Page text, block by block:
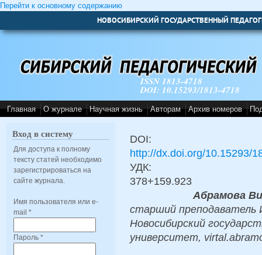
Перейти к основному содержанию
НОВОСИБИРСКИЙ ГОСУДАРСТВЕННЫЙ
ISSN 1813-4718
DOI: 10.15293/1813-4718
Главная О журнале Научная жизнь Авторам Архив номеров
Вход в систему
Для доступа к полному
тексту статей необходимо
зарегистрироваться на
сайте журнала.
Имя пользователя или e-
mail *
Пароль *
DOI:
http://dx.doi.org/10.15293/
УДК:
378+159.923
Абрамова
старший
Новосибирский
университет,